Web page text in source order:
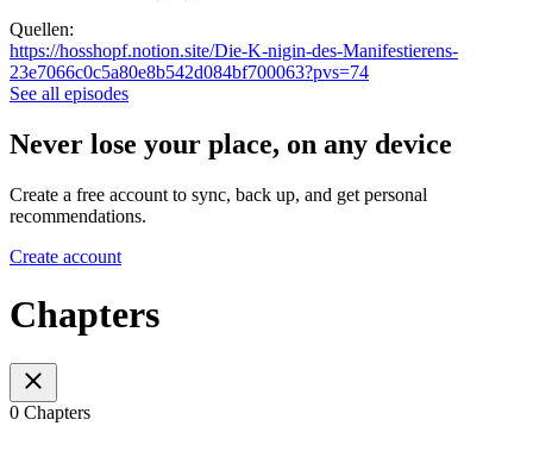
Quellen:
https://hosshopf.notion.site/Die-K-nigin-des-Manifestierens-
23e7066c0c5a80e8b542d084bf700063?pvs=74
See all episodes
Never lose your place, on any device
Create a free account to sync, back up, and get personal
recommendations.
Create account
Chapters
0 Chapters